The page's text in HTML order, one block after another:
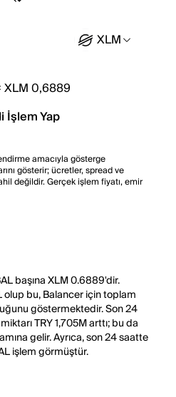
XLM
XLM 0,6889
İşlem Yap
amacıyla gösterge
gösterir; ücretler, spread ve
değildir. Gerçek işlem fiyatı, emir
başına XLM 0.6889'dir.
olup bu, Balancer için toplam
göstermektedir. Son 24
TRY 1,705M arttı; bu da
gelir. Ayrıca, son 24 saatte
işlem görmüştür.